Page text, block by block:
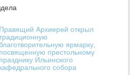
Правящий Архиерей открыл
благотворительную ярмарку,
посвященную престольному
празднику Ильинского
кафедрального собора